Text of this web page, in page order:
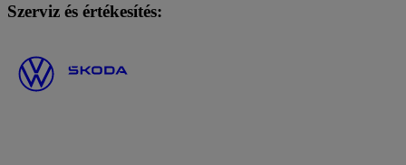
Szerviz és értékesítés: